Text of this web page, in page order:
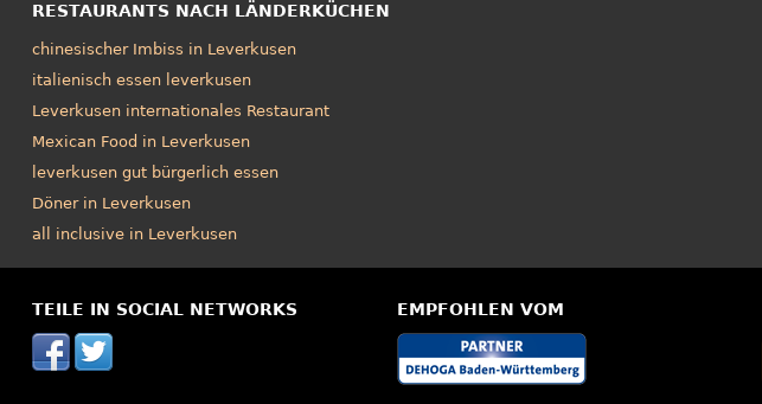
RESTAURANTS NACH LÄNDERKÜCHEN
chinesischer Imbiss in Leverkusen
italienisch essen leverkusen
Leverkusen internationales Restaurant
Mexican Food in Leverkusen
leverkusen gut bürgerlich essen
Döner in Leverkusen
all inclusive in Leverkusen
TEILE IN SOCIAL NETWORKS EMPFOHLEN VOM